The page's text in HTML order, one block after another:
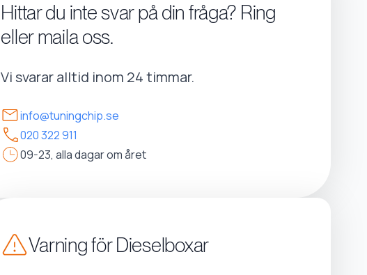
Hittar du inte svar på din fråga? Ring
eller maila oss.
Vi svarar alltid inom 24 timmar.
info@tuningchip.se
020 322 911
09-23, alla dagar om året
Varning för Dieselboxar